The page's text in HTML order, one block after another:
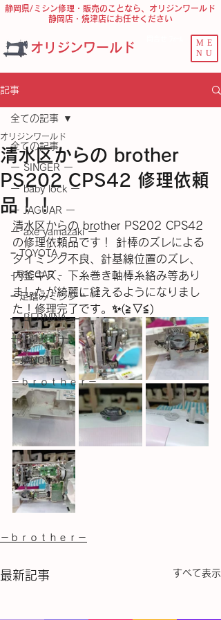
オリジンワールド
ME
NU
静岡県/ミシン修理・販売のことなら、オリジンワールド
静岡店・焼津店にお任せください
記事
全ての記事
ー SINGER ー
ー baby lock ー
ー JAGUAR ー
ー axe yamazaki ー
− TOYOTA −
- RICCAR -
− 足踏みミシン −
― BERNINA ―
ーＪＵＫＩー
－JANOME－
－ｂｒｏｔｈｅｒ－
全ての記事
清水区からの brother
PS202 CPS42 修理依頼
品！！
オリジンワールド
清水区からの brother PS202 CPS42
の修理依頼品です！ 針棒のズレによる
タイミング不良、針基線位置のズレ、
内釜キズ、下糸巻き軸棒糸絡み等あり
ましたが綺麗に縫えるようになりまし
た！修理完了です。✨(⁠≧⁠▽⁠≦⁠)
－ｂｒｏｔｈｅｒ－
最新記事 すべて表示